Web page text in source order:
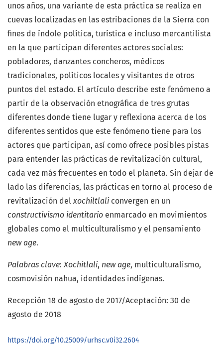
unos años, una variante de esta práctica se realiza en
cuevas localizadas en las estribaciones de la Sierra con
fines de índole política, turística e incluso mercantilista
en la que participan diferentes actores sociales:
pobladores, danzantes concheros, médicos
tradicionales, políticos locales y visitantes de otros
puntos del estado. El artículo describe este fenómeno a
partir de la observación etnográfica de tres grutas
diferentes donde tiene lugar y reflexiona acerca de los
diferentes sentidos que este fenómeno tiene para los
actores que participan, así como ofrece posibles pistas
para entender las prácticas de revitalización cultural,
cada vez más frecuentes en todo el planeta. Sin dejar de
lado las diferencias, las prácticas en torno al proceso de
revitalización del xochiltlaliconvergen en un
constructivismo identitario enmarcado en movimientos
globales como el multiculturalismo y el pensamiento
new age.
Palabras clave: Xochitlali, new age, multiculturalismo,
cosmovisión nahua, identidades indígenas.
Recepción 18 de agosto de 2017/Aceptación: 30 de
agosto de 2018
https://doi.org/10.25009/urhsc.v0i32.2604